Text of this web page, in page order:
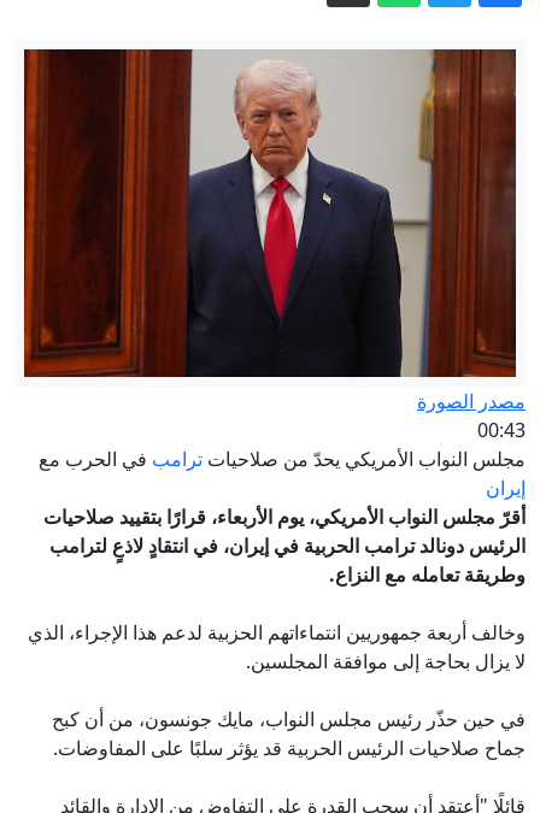
شاهد.. سيول جارفة تغمر شوارع صنعاء
وتُغرق سيارات ورياح تقتلع لوحات
محصول الأرز العالمي في خطر كبير..
والعلماء أشد قلقا مما مضى
نائب الرئيس التركي يتحدث عن احتمالية
انضمام مصر إلى اتفاقية الدفاع الثلاثية
صلاح وطرابزون سبور.. عندما تتخطى
الصفقة حدود كرة القدم
إيران مباشر.. توقعات باتفاق قريب بشأن
مصدر الصورة
00:43
مجلس النواب الأمريكي يحدّ من صلاحيات ترامب في الحرب مع
إيران
أقرّ مجلس النواب الأمريكي، يوم الأربعاء، قرارًا بتقييد صلاحيات
الرئيس دونالد ترامب الحربية في إيران، في انتقادٍ لاذعٍ لترامب
وطريقة تعامله مع النزاع.
وخالف أربعة جمهوريين انتماءاتهم الحزبية لدعم هذا الإجراء، الذي
لا يزال بحاجة إلى موافقة المجلسين.
في حين حذّر رئيس مجلس النواب، مايك جونسون، من أن كبح
جماح صلاحيات الرئيس الحربية قد يؤثر سلبًا على المفاوضات.
قائلًا "أعتقد أن سحب القدرة على التفاوض من الإدارة والقائد